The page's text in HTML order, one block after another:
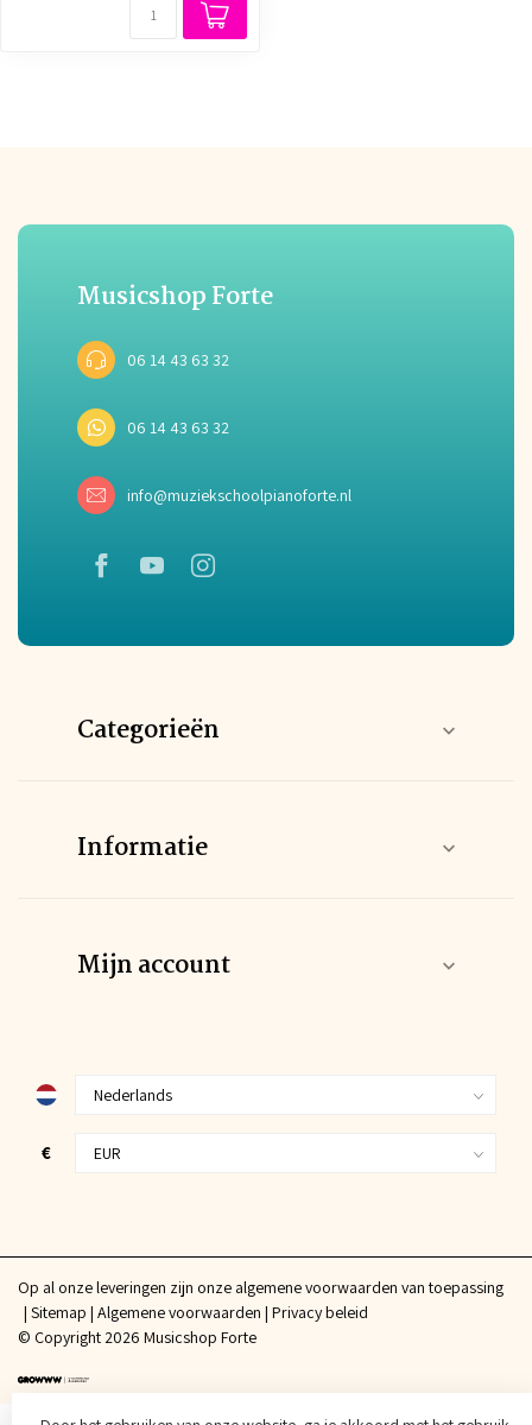
Musicshop Forte
06 14 43 63 32
06 14 43 63 32
info@muziekschoolpianoforte.nl
Categorieën
Informatie
Mijn account
€
Op al onze leveringen zijn onze algemene voorwaarden van toepassing
Sitemap Algemene voorwaarden Privacy beleid
© Copyright 2026 Musicshop Forte